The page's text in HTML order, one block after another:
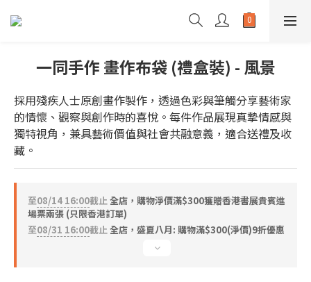
一同手作 畫作布袋 (禮盒裝) - 風景
採用殘疾人士原創畫作製作，透過色彩與筆觸分享藝術家
的情懷、觀察與創作時的喜悅。每件作品展現真摯情感與
獨特視角，兼具藝術價值與社會共融意義，適合送禮及收
藏。
至08/14 16:00截止全店，購物淨價滿$300獲贈香港書展貴賓進
場票兩張 (只限香港訂單)
至08/31 16:00截止全店，盛夏八月: 購物滿$300(淨價)9折優惠